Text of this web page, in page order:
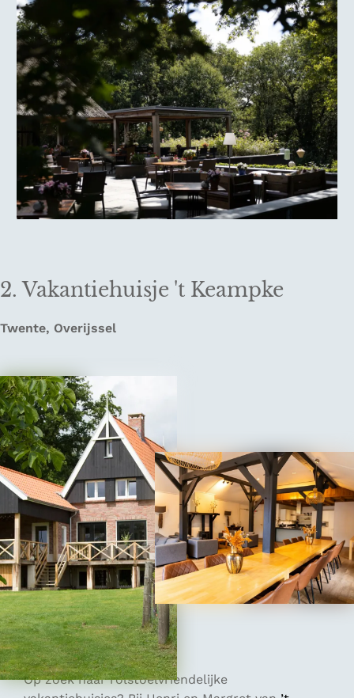
2. Vakantiehuisje 't Keampke
Twente, Overijssel
Op zoek naar rolstoelvriendelijke